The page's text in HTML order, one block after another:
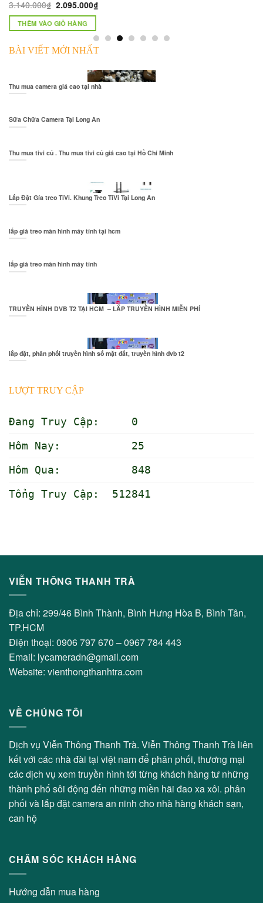
3.140.000₫ 2.095.000₫
THÊM VÀO GIỎ HÀNG
BÀI VIẾT MỚI NHẤT
Thu mua camera giá cao tại nhà
Sữa Chữa Camera Tại Long An
Thu mua tivi củ . Thu mua tivi củ giá cao tại Hồ Chí Minh
Lắp Đặt Gía treo TiVi. Khung Treo TiVi Tại Long An
lắp giá treo màn hình máy tính tại hcm
lắp giá treo màn hình máy tính
TRUYỀN HÌNH DVB T2 TẠI HCM – LẮP TRUYỀN HÌNH MIỄN PHÍ
lắp đặt, phân phối truyền hình số mặt đất, truyền hình dvb t2
LƯỢT TRUY CẬP
Đang Truy Cập: 0
Hôm Nay: 25
Hôm Qua: 848
Tổng Truy Cập: 512841
VIỄN THÔNG THANH TRÀ
Địa chỉ: 299/46 Bình Thành, Bình Hưng Hòa B, Bình Tân,
TP.HCM
Điện thoại: 0906 797 670 – 0967 784 443
Email: lycameradn@gmail.com
Website: vienthongthanhtra.com
VỀ CHÚNG TÔI
Dịch vụ Viễn Thông Thanh Trà. Viễn Thông Thanh Trà liên
kết với các nhà đài tại việt nam để phân phối, thương mại
các dịch vụ xem truyền hình tới từng khách hàng tư những
thành phố sôi động đến những miền hãi đao xa xôi. phân
phối và lắp đặt camera an ninh cho nhà hàng khách sạn,
can hộ
CHĂM SÓC KHÁCH HÀNG
Hướng dẫn mua hàng